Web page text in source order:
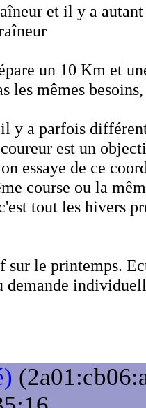
et il y a
un 10 Km et
les mêmes
y a parfois
est un
essaye de ce
course ou la
tout les hivers
sur le printemps.
demande